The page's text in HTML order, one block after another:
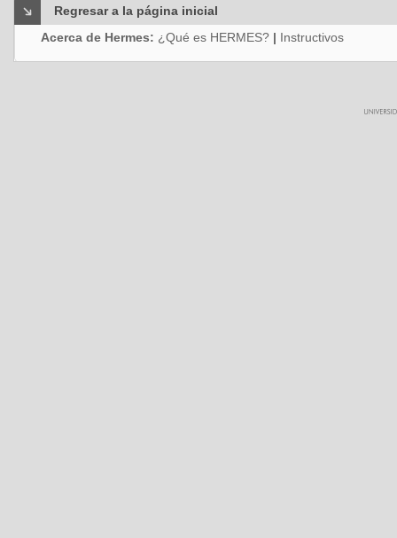
Regresar a la página inicial
Acerca de Hermes: ¿Qué es HERMES? | Instructivos